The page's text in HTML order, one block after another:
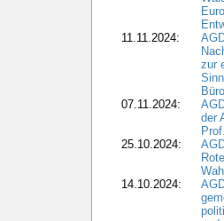
11.11.2024:
zur
07.11.2024:
der
25.10.2024:
14.10.2024: